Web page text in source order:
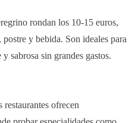
rondan los 10-15 euros,
y bebida. Son ideales para
sabrosa sin grandes gastos.
restaurantes ofrecen